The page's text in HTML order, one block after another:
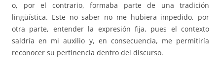
o, por el contrario, formaba parte de una tradición
lingüística. Este no saber no me hubiera impedido, por
otra parte, entender la expresión fija, pues el contexto
saldría en mi auxilio y, en consecuencia, me permitiría
reconocer su pertinencia dentro del discurso.